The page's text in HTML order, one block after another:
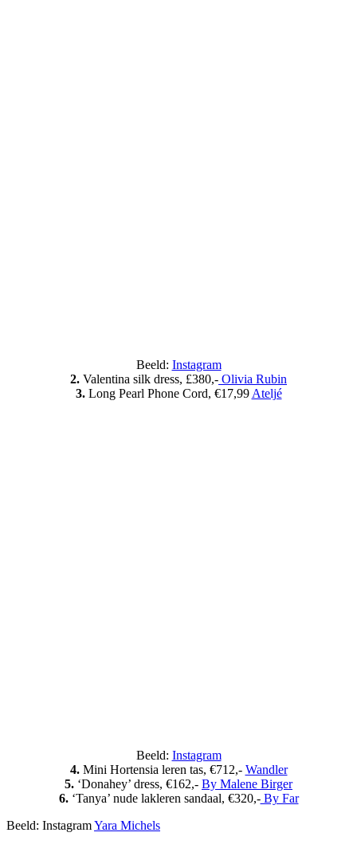
Beeld: Instagram
2. Valentina silk dress, £380,- Olivia Rubin
3. Long Pearl Phone Cord, €17,99 Ateljé
Beeld: Instagram
4. Mini Hortensia leren tas, €712,- Wandler
5. ‘Donahey’ dress, €162,- By Malene Birger
6. ‘Tanya’ nude lakleren sandaal, €320,-By Far
Beeld: InstagramYara Michels